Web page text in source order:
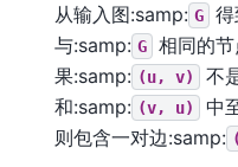
从输入图:samp: G
与:samp: G 相同的节
果:samp: (u, v) 不
和:samp: (v, u) 中
则包含一对边:samp: